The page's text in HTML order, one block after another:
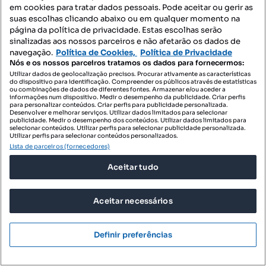
490 000 €3740,46 €/m²
Apartamento T2 | Terraços da Póvoa
Póvoa de Santo Adrião e Olival Basto, Odivelas, Lisboa
Preço por metro quadrado
7 andar
HABISALE
em cookies para tratar dados pessoais. Pode aceitar ou gerir as
suas escolhas clicando abaixo ou em qualquer momento na
página da política de privacidade. Estas escolhas serão
sinalizadas aos nossos parceiros e não afetarão os dados de
navegação. Política de Cookies, Política de Privacidade
Nós e os nossos parceiros tratamos os dados para fornecermos:
Utilizar dados de geolocalização precisos. Procurar ativamente as características
do dispositivo para identificação. Compreender os públicos através de estatísticas
ou combinações de dados de diferentes fontes. Armazenar e/ou aceder a
informações num dispositivo. Medir o desempenho da publicidade. Criar perfis
para personalizar conteúdos. Criar perfis para publicidade personalizada.
Desenvolver e melhorar serviços. Utilizar dados limitados para selecionar
publicidade. Medir o desempenho dos conteúdos. Utilizar dados limitados para
selecionar conteúdos. Utilizar perfis para selecionar publicidade personalizada.
Utilizar perfis para selecionar conteúdos personalizados.
Lista de parceiros (fornecedores)
Aceitar tudo
Aceitar necessários
Definir preferências